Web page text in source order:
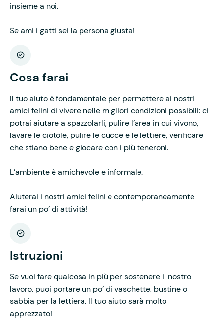
insieme a noi.
Se ami i gatti sei la persona giusta!
Cosa farai
Il tuo aiuto è fondamentale per permettere ai nostri
amici felini di vivere nelle migliori condizioni possibili: ci
potrai aiutare a spazzolarli, pulire l’area in cui vivono,
lavare le ciotole, pulire le cucce e le lettiere, verificare
che stiano bene e giocare con i più teneroni.
L’ambiente è amichevole e informale.
Aiuterai i nostri amici felini e contemporaneamente
farai un po’ di attività!
Istruzioni
Se vuoi fare qualcosa in più per sostenere il nostro
lavoro, puoi portare un po’ di vaschette, bustine o
sabbia per la lettiera. Il tuo aiuto sarà molto
apprezzato!